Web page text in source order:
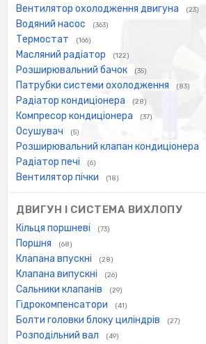
Вентилятор охолодження двигуна (23)
Водяний насос (363)
Термостат (166)
Масляний радіатор (122)
Розширювальний бачок (35)
Патрубки системи охолодження (83)
Радіатор кондиціонера (28)
Компресор кондиціонера (37)
Осушувач (5)
Розширювальний клапан кондиціонера
Радіатор печі (6)
Вентилятор пічки (18)
ДВИГУН І СИСТЕМА ВИХЛОПУ
Кільця поршневі (73)
Поршня (68)
Клапана впускні (28)
Клапана випускні (26)
Сальники клапанів (29)
Гідрокомпенсатори (41)
Болти головки блоку циліндрів (27)
Розподільний вал (49)